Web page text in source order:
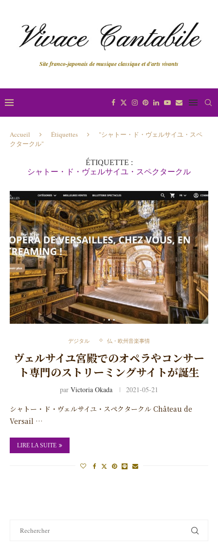
Site franco-japonais de musique classique et d'arts vivants
Accueil Étiquettes
"シャトー・ド・ヴェルサイユ・スペ
クタークル"
ÉTIQUETTE :
シャトー・ド・ヴェルサイユ・スペクタークル
デジタル 仏・欧州音楽事情
ヴェルサイユ宮殿でのオペラやコンサー
ト専門のストリーミングサイトが誕生
par Victoria Okada 2021-05-21
シャトー・ド・ヴェルサイユ・スペクタークル Château de
Versail …
LIRE LA SUITE